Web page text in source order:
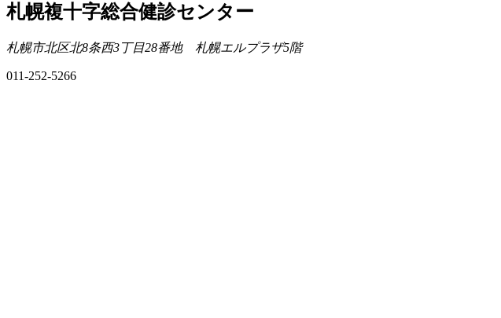
札幌複十字総合健診センター
札幌市北区北8条西3丁目28番地 札幌エルプラザ5階
011-252-5266